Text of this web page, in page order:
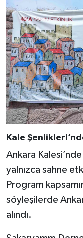
Kale
Ankara
yalnızca sahne
Program
söyleşilerde
alındı.